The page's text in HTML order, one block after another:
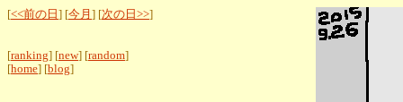
[<<前の日 ] [今月 ] [次の日>>]
[ranking] [new] [random]
[home] [blog]